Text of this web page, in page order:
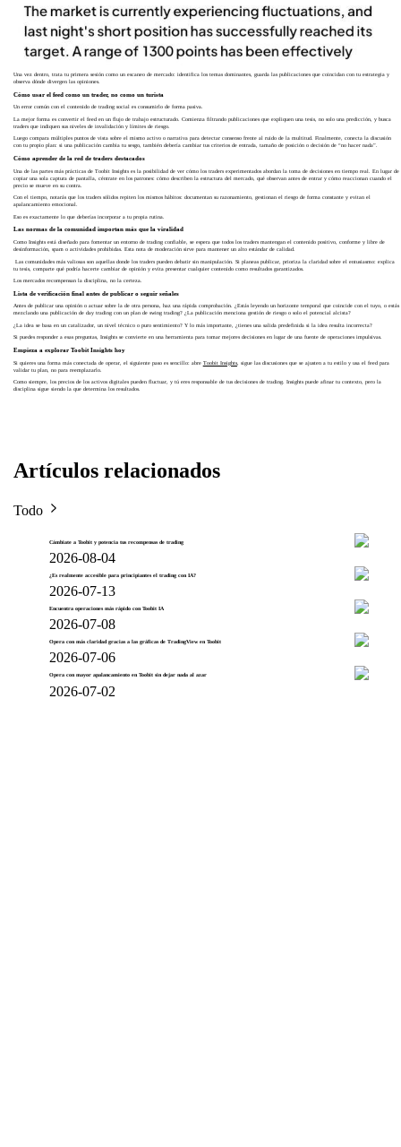
Una vez dentro, trata tu primera sesión como un escaneo de mercado: identifica los temas dominantes, guarda las publicaciones que coincidan con tu estrategia y
observa dónde divergen las opiniones.
Cómo usar el feed como un trader, no como un turista
Un error común con el contenido de trading social es consumirlo de forma pasiva.
La mejor forma es convertir el feed en un flujo de trabajo estructurado. Comienza filtrando publicaciones que expliquen una tesis, no solo una predicción, y busca
traders que indiquen sus niveles de invalidación y límites de riesgo.
Luego compara múltiples puntos de vista sobre el mismo activo o narrativa para detectar consenso frente al ruido de la multitud. Finalmente, conecta la discusión
con tu propio plan: si una publicación cambia tu sesgo, también debería cambiar tus criterios de entrada, tamaño de posición o decisión de “no hacer nada”.
Cómo aprender de la red de traders destacados
Una de las partes más prácticas de Toobit Insights es la posibilidad de ver cómo los traders experimentados abordan la toma de decisiones en tiempo real. En lugar de
copiar una sola captura de pantalla, céntrate en los patrones: cómo describen la estructura del mercado, qué observan antes de entrar y cómo reaccionan cuando el
precio se mueve en su contra.
Con el tiempo, notarás que los traders sólidos repiten los mismos hábitos: documentan su razonamiento, gestionan el riesgo de forma constante y evitan el
apalancamiento emocional.
Eso es exactamente lo que deberías incorporar a tu propia rutina.
Las normas de la comunidad importan más que la viralidad
Como Insights está diseñado para fomentar un entorno de trading confiable, se espera que todos los traders mantengan el contenido positivo, conforme y libre de
desinformación, spam o actividades prohibidas. Esta nota de moderación sirve para mantener un alto estándar de calidad.
Las comunidades más valiosas son aquellas donde los traders pueden debatir sin manipulación. Si planeas publicar, prioriza la claridad sobre el entusiasmo: explica
tu tesis, comparte qué podría hacerte cambiar de opinión y evita presentar cualquier contenido como resultados garantizados.
Los mercados recompensan la disciplina, no la certeza.
Lista de verificación final antes de publicar o seguir señales
Antes de publicar una opinión o actuar sobre la de otra persona, haz una rápida comprobación. ¿Estás leyendo un horizonte temporal que coincide con el tuyo, o estás
mezclando una publicación de day trading con un plan de swing trading? ¿La publicación menciona gestión de riesgo o solo el potencial alcista?
¿La idea se basa en un catalizador, un nivel técnico o puro sentimiento? Y lo más importante, ¿tienes una salida predefinida si la idea resulta incorrecta?
Si puedes responder a esas preguntas, Insights se convierte en una herramienta para tomar mejores decisiones en lugar de una fuente de operaciones impulsivas.
Empieza a explorar Toobit Insights hoy
Si quieres una forma más conectada de operar, el siguiente paso es sencillo: abre Toobit Insights, sigue las discusiones que se ajusten a tu estilo y usa el feed para
validar tu plan, no para reemplazarlo.
Como siempre, los precios de los activos digitales pueden fluctuar, y tú eres responsable de tus decisiones de trading. Insights puede afinar tu contexto, pero la
disciplina sigue siendo la que determina los resultados.
Artículos relacionados
Todo
Cámbiate a Toobit y potencia tus recompensas de trading
2026-08-04
¿Es realmente accesible para principiantes el trading con IA?
2026-07-13
Encuentra operaciones más rápido con Toobit IA
2026-07-08
Opera con más claridad gracias a las gráficas de TradingView en Toobit
2026-07-06
Opera con mayor apalancamiento en Toobit sin dejar nada al azar
2026-07-02